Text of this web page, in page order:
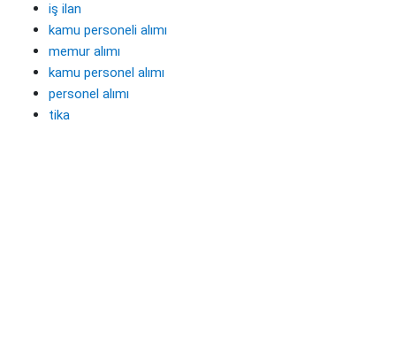
iş ilan
kamu personeli alımı
memur alımı
kamu personel alımı
personel alımı
tika